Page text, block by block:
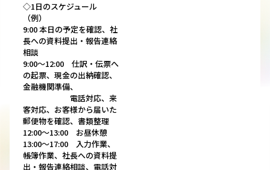
◇1日のスケジュール
（例）
9:00 本日の予定を確認、社
長への資料提出・報告連絡
相談
9:00～12:00 仕訳・伝票へ
の起票、現金の出納確認、
金融機関準備、
電話対応、来
客対応、お客様から届いた
郵便物を確認、書類整理
12:00～13:00 お昼休憩
13:00～17:00 入力作業、
帳簿作業、社長への資料提
出・報告連絡相談、電話対